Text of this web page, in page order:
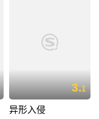
3.1
异形入侵